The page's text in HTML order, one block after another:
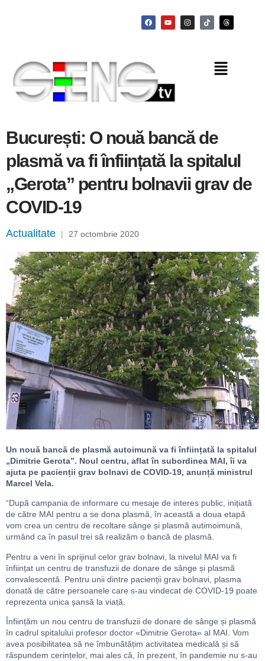
București: O nouă bancă de
plasmă va fi înființată la spitalul
„Gerota” pentru bolnavii grav de
COVID-19
Actualitate | 27 octombrie 2020
Un nouă bancă de plasmă autoimună va fi înființată la spitalul
„Dimitrie Gerota”. Noul centru, aflat în subordinea MAI, îi va
ajuta pe pacienții grav bolnavi de COVID-19, anunță ministrul
Marcel Vela.
“După campania de informare cu mesaje de interes public, inițiată
de către MAI pentru a se dona plasmă, în această a doua etapă
vom crea un centru de recoltare sânge și plasmă autimoimună,
urmând ca în pasul trei să realizăm o bancă de plasmă.
Pentru a veni în sprijinul celor grav bolnavi, la nivelul MAI va fi
înființat un centru de transfuzii de donare de sânge și plasmă
convalescentă. Pentru unii dintre pacienții grav bolnavi, plasma
donată de către persoanele care s-au vindecat de COVID-19 poate
reprezenta unica șansă la viață.
Înființăm un nou centru de transfuzii de donare de sânge și plasmă
în cadrul spitalului profesor doctor «Dimitrie Gerota» al MAI. Vom
avea posibilitatea să ne îmbunătățim activitatea medicală și să
răspundem cerințelor, mai ales că, în prezent, în pandemie nu s-au